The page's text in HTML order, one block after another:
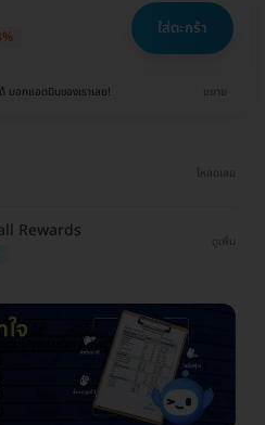
ใส่ตะกร้า
บอกแอดมินของเราเลย! ขยาย
โหลดเลย
Rewards
ดูเพิ่ม